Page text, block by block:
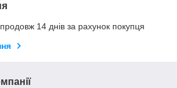
14 днів за рахунок покупця